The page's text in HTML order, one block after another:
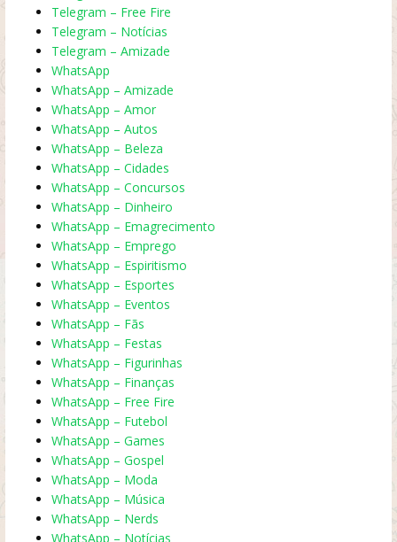
Telegram – Free Fire
Telegram – Notícias
Telegram – Amizade
WhatsApp
WhatsApp – Amizade
WhatsApp – Amor
WhatsApp – Autos
WhatsApp – Beleza
WhatsApp – Cidades
WhatsApp – Concursos
WhatsApp – Dinheiro
WhatsApp – Emagrecimento
WhatsApp – Emprego
WhatsApp – Espiritismo
WhatsApp – Esportes
WhatsApp – Eventos
WhatsApp – Fãs
WhatsApp – Festas
WhatsApp – Figurinhas
WhatsApp – Finanças
WhatsApp – Free Fire
WhatsApp – Futebol
WhatsApp – Games
WhatsApp – Gospel
WhatsApp – Moda
WhatsApp – Música
WhatsApp – Nerds
WhatsApp – Notícias